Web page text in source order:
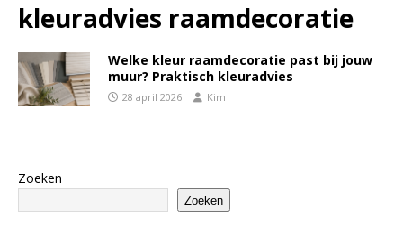
kleuradvies raamdecoratie
Welke kleur raamdecoratie past bij jouw
muur? Praktisch kleuradvies
28 april 2026 Kim
Zoeken
Zoeken